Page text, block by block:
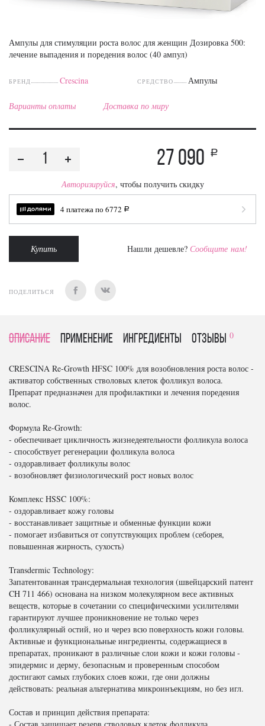
Ампулы для стимуляции роста волос для женщин Дозировка 500:
лечение выпадения и поредения волос (40 ампул)
БРЕНД Crescina СРЕДСТВО Ампулы
Варианты оплаты Доставка по миру
27 090 a
Авторизируйся, чтобы получить скидку
4 платежа по 6772 a
Купить Нашли дешевле? Сообщите нам!
ПОДЕЛИТЬСЯ
Описание Применение Ингредиенты отзывы 0
CRESCINA Re-Growth HFSC 100% для возобновления роста волос -
активатор собственных стволовых клеток фолликул волоса.
Препарат предназначен для профилактики и лечения поредения
волос.
Формула Re-Growth:
- обеспечивает цикличность жизнедеятельности фолликула волоса
- способствует регенерации фолликула волоса
- оздоравливает фолликулы волос
- возобновляет физиологический рост новых волос
Комплекс HSSC 100%:
- оздоравливает кожу головы
- восстанавливает защитные и обменные функции кожи
- помогает избавиться от сопутствующих проблем (себорея,
повышенная жирность, сухость)
Transdermic Technology:
Запатентованная трансдермальная технология (швейцарский патент
CH 711 466) основана на низком молекулярном весе активных
веществ, которые в сочетании со специфическими усилителями
гарантируют лучшее проникновение не только через
фолликулярный остий, но и через всю поверхность кожи головы.
Активные и функциональные ингредиенты, содержащиеся в
препаратах, проникают в различные слои кожи и кожи головы -
эпидермис и дерму, безопасным и проверенным способом
достигают самых глубоких слоев кожи, где они должны
действовать: реальная альтернатива микроинъекциям, но без игл.
Состав и принцип действия препарата:
- Состав защищает резерв стволовых клеток фолликула,